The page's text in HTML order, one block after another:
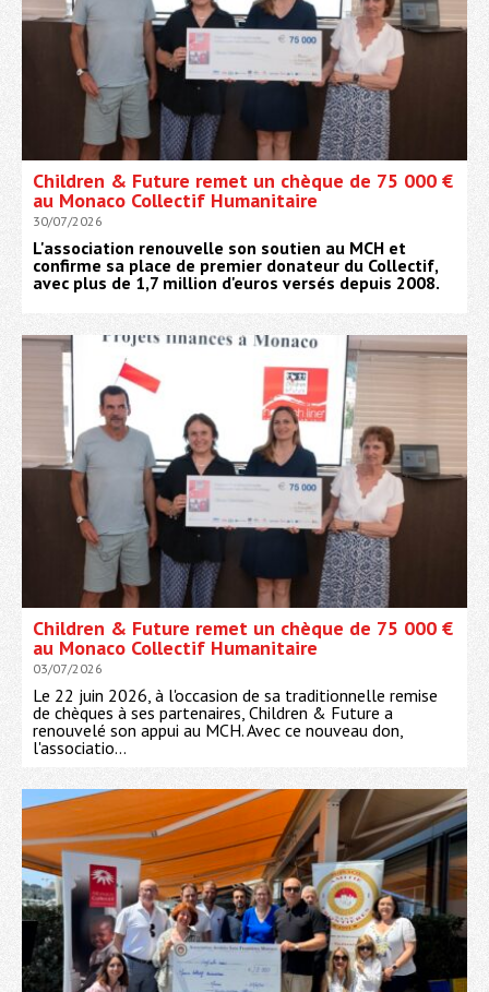
Children & Future remet un chèque de 75 000 €
au Monaco Collectif Humanitaire
30/07/2026
L'association renouvelle son soutien au MCH et
confirme sa place de premier donateur du Collectif,
avec plus de 1,7 million d'euros versés depuis 2008.
Children & Future remet un chèque de 75 000 €
au Monaco Collectif Humanitaire
03/07/2026
Le 22 juin 2026, à l'occasion de sa traditionnelle remise
de chèques à ses partenaires, Children & Future a
renouvelé son appui au MCH. Avec ce nouveau don,
l'associatio...